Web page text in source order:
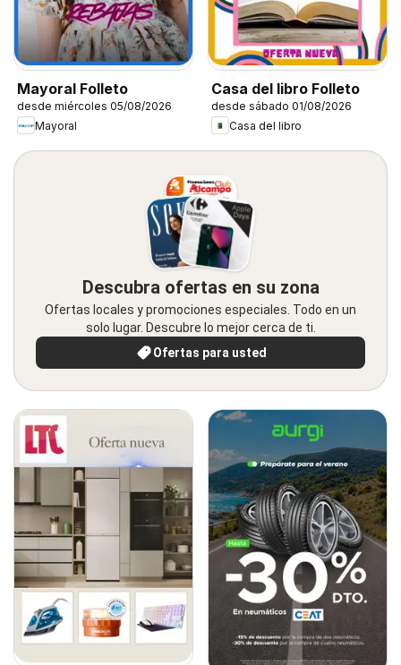
Mayoral Folleto
desde miércoles 05/08/2026
Mayoral
Casa del libro Folleto
desde sábado 01/08/2026
Casa del libro
Descubra ofertas en su zona
Ofertas locales y promociones especiales. Todo en un
solo lugar. Descubre lo mejor cerca de ti.
Ofertas para usted